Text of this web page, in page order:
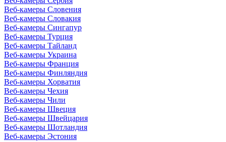
Веб-камеры Словения
Веб-камеры Словакия
Веб-камеры Сингапур
Веб-камеры Турция
Веб-камеры Тайланд
Веб-камеры Украина
Веб-камеры Франция
Веб-камеры Финляндия
Веб-камеры Хорватия
Веб-камеры Чехия
Веб-камеры Чили
Веб-камеры Швеция
Веб-камеры Швейцария
Веб-камеры Шотландия
Веб-камеры Эстония